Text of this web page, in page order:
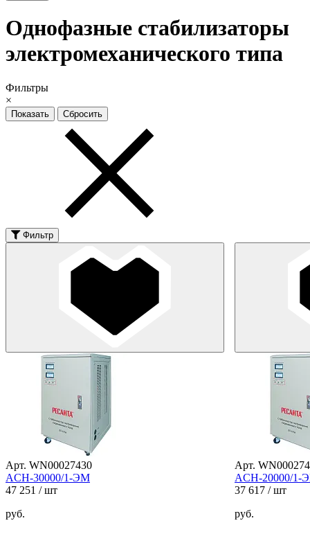
Однофазные стабилизаторы
электромеханического типа
Фильтры
×
Фильтр
Арт. WN00027430
ACH-30000/1-ЭМ
47 251 / шт
руб.
Арт.
ACH-20000/1-
37 617 / шт
руб.